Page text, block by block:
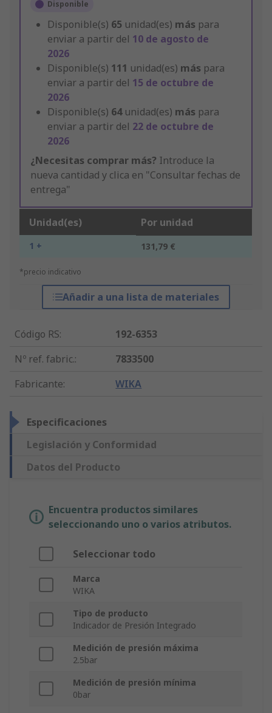
Disponible
Disponible(s) 65 unidad(es) más para
enviar a partir del 10 de agosto de
2026
Disponible(s) 111 unidad(es) más para
enviar a partir del 15 de octubre de
2026
Disponible(s) 64 unidad(es) más para
enviar a partir del 22 de octubre de
2026
¿Necesitas comprar más? Introduce la
nueva cantidad y clica en "Consultar fechas de
entrega"
Unidad(es) Por unidad
1 + 131,79 €
*precio indicativo
Añadir a una lista de materiales
Código RS:
192-6353
Nº ref. fabric.:
7833500
Fabricante: WIKA
Especificaciones
Legislación y Conformidad
Datos del Producto
Encuentra productos similares
seleccionando uno o varios atributos.
Seleccionar todo
Marca
WIKA
Tipo de producto
Indicador de Presión Integrado
Medición de presión máxima
2.5bar
Medición de presión mínima
0bar